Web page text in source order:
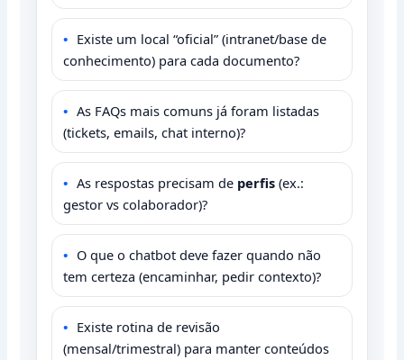
Existe um local “oficial” (intranet/base de
conhecimento) para cada documento?
As FAQs mais comuns já foram listadas
(tickets, emails, chat interno)?
As respostas precisam de perfis (ex.:
gestor vs colaborador)?
O que o chatbot deve fazer quando não
tem certeza (encaminhar, pedir contexto)?
Existe rotina de revisão
(mensal/trimestral) para manter conteúdos